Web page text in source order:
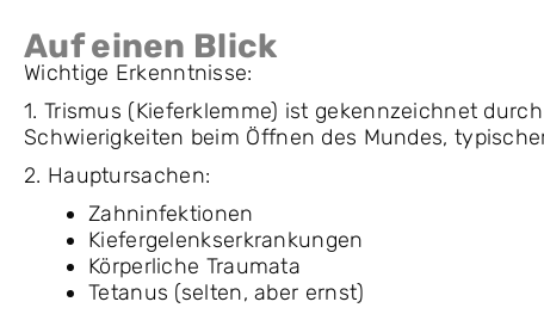
Auf einen Blick
Wichtige Erkenntnisse:
1. Trismus (Kieferklemme) ist gekennzeichnet
Schwierigkeiten beim Öffnen des Mundes,
2. Hauptursachen:
Zahninfektionen
Kiefergelenkserkrankungen
Körperliche Traumata
Tetanus (selten, aber ernst)